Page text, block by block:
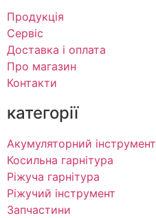
Продукція
Сервіс
Доставка і оплата
Про магазин
Контакти
категорії
Акумуляторний інструмент
Косильна гарнітура
Ріжуча гарнітура
Ріжучий інструмент
Запчастини